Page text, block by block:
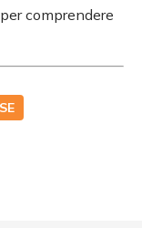
comprendere